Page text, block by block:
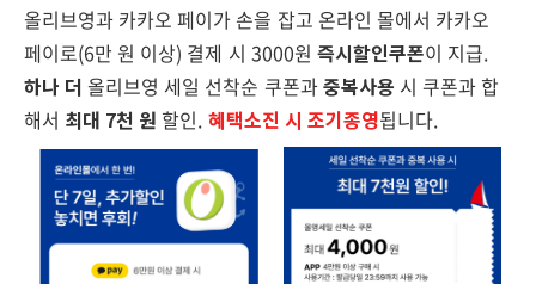
올리브영과 카카오 페이가 손을 잡고 온라인 몰에서 카카오
페이로(6만 원 이상) 결제 시 3000원 즉시할인쿠폰이 지급.
하나 더올리브영 세일 선착순 쿠폰과중복사용 시 쿠폰과 합
해서 최대 7천 원 할인. 혜택소진 시 조기종영됩니다.